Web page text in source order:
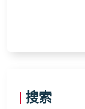
搜索